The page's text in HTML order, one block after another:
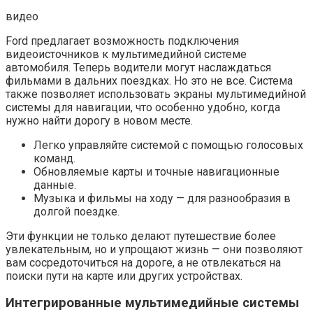
видео
Ford предлагает возможность подключения
видеоисточников к мультимедийной системе
автомобиля. Теперь водители могут наслаждаться
фильмами в дальних поездках. Но это не все. Система
также позволяет использовать экраны мультимедийной
системы для навигации, что особенно удобно, когда
нужно найти дорогу в новом месте.
Легко управляйте системой с помощью голосовых
команд.
Обновляемые карты и точные навигационные
данные.
Музыка и фильмы на ходу — для разнообразия в
долгой поездке.
Эти функции не только делают путешествие более
увлекательным, но и упрощают жизнь — они позволяют
вам сосредоточиться на дороге, а не отвлекаться на
поиски пути на карте или других устройствах.
Интегрированные мультимедийные системы